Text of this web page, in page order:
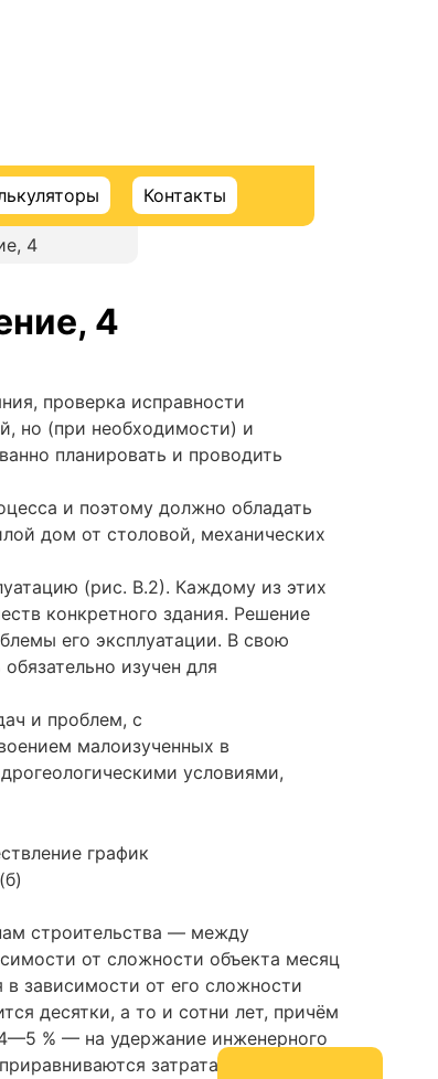
Контакты
4
4
проверка исправности
но (при необходимости) и
планировать и проводить
и поэтому должно обладать
дом от столовой, механических
(рис. В.2). Каждому из этих
конкретного здания. Решение
его эксплуатации. В свою
изучен для
и проблем, с
малоизученных в
условиями,
строительства — между
от сложности объекта месяц
зависимости от его сложности
десятки, а то и сотни лет, причём
% — на удержание инженерного
затратам на их